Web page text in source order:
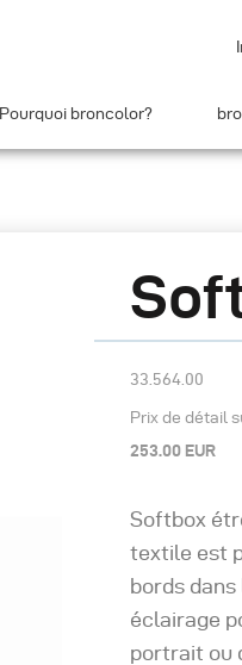
Pourquoi broncolor?
33.564.00
Prix de détail
253.00 EUR
Softbox
textile est
bords
éclairage
portrait ou